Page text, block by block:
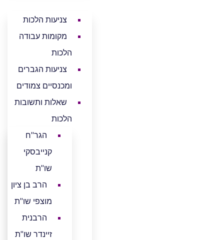
צניעות הלכות
מקומות עבודה
הלכות
צניעות הגברים
ומכנסיים צמודים
שאלות ותשובות
הלכות
הגר"ח
קנייבסקי
שו"ת
הרב בן ציון
מוצפי שו"ת
הרבנית
זיינדר שו"ת